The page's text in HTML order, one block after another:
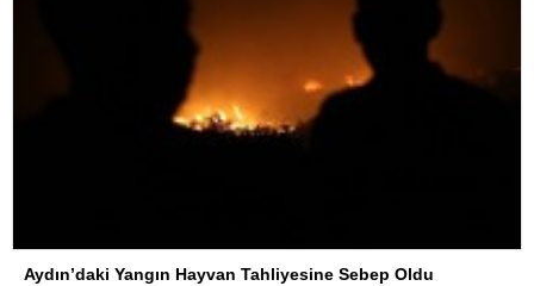
Aydın’daki Yangın Hayvan Tahliyesine Sebep Oldu